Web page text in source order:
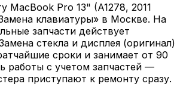
MacBook Pro 13" (A1278, 2011
клавиатуры» в Москве. На
запчасти действует
стекла и дисплея (оригинал)
сроки и занимает от 90
работы с учетом запчастей —
приступают к ремонту сразу.